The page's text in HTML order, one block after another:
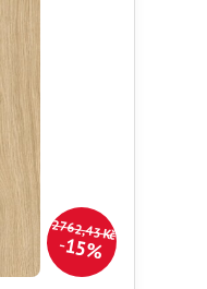
2762,43 Kč
15%